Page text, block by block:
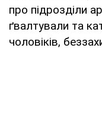
про підрозділи
ґвалтували та
чоловіків,